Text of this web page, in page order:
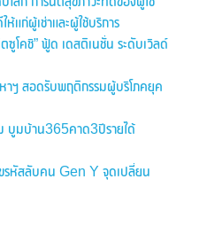
แก่ผู้เช่าและผู้ใช้บริการ
โคชิ” ฟู้ด เดสติเนชั่น ระดับเวิลด์
าฯ สอดรับพฤติกรรมผู้บริโภคยุค
บูมบ้าน365คาด3ปีรายได้
รหัสลับคน Gen Y จุดเปลี่ยน